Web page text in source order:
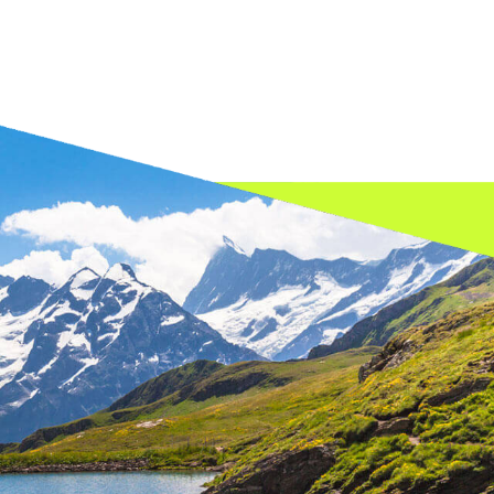
as melhores soluções ambientais.